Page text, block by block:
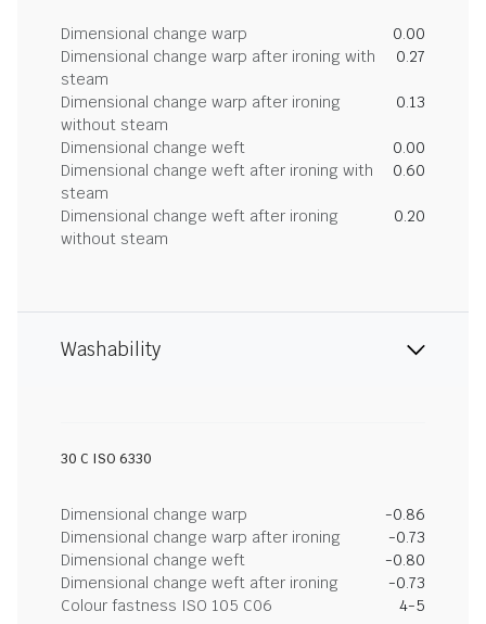
Dimensional change warp
0.00
Dimensional change warp after ironing with
steam
0.27
Dimensional change warp after ironing
without steam
0.13
Dimensional change weft
0.00
Dimensional change weft after ironing with
steam
0.60
Dimensional change weft after ironing
without steam
0.20
Washability
30 C ISO 6330
Dimensional change warp
-0.86
Dimensional change warp after ironing
-0.73
Dimensional change weft
-0.80
Dimensional change weft after ironing
-0.73
Colour fastness ISO 105 C06
4-5